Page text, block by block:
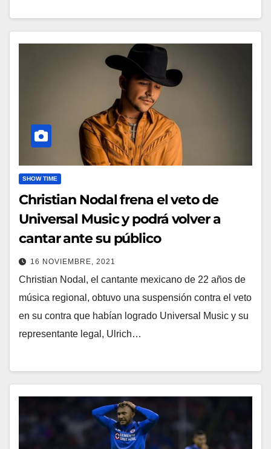
SHOW TIME
Christian Nodal frena el veto de
Universal Music y podrá volver a
cantar ante su público
16 NOVIEMBRE, 2021
Christian Nodal, el cantante mexicano de 22 años de
música regional, obtuvo una suspensión contra el veto
en su contra que habían logrado Universal Music y su
representante legal, Ulrich…